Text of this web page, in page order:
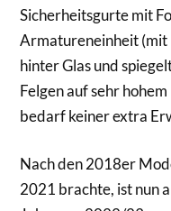
Sicherheitsgurte mit
Armatureneinheit
hinter Glas und
Felgen auf sehr
bedarf keiner extra
Nach den 2018er
2021 brachte, ist nun